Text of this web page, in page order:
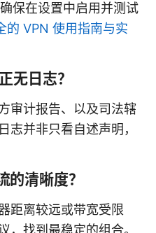
保在设置中启用并测试
VPN 使用指南与实
无日志？
审计报告、以及司法辖
志并非只看自述声明，
的清晰度？
距离较远或带宽受限
，找到最稳定的组合。